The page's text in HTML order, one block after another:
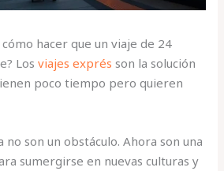
hacer que un viaje de 24
Losviajes exprés son la solución
poco tiempo pero quieren
no son un obstáculo. Ahora son una
sumergirse en nuevas culturas y